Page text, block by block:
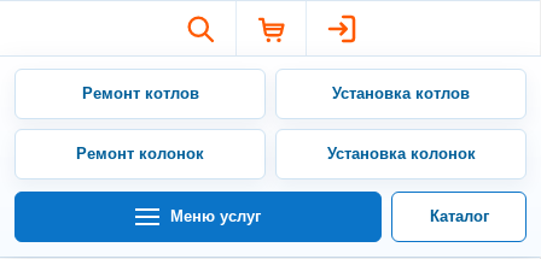
Ремонт котлов Установка котлов
Ремонт колонок Установка колонок
Меню услуг Каталог